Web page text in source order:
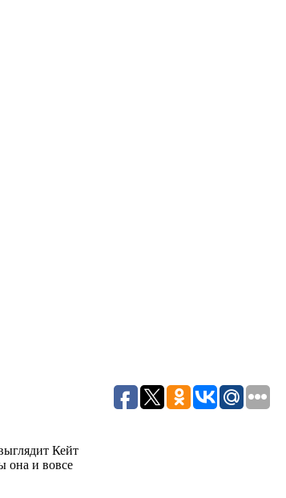
Кейт
она и вовсе